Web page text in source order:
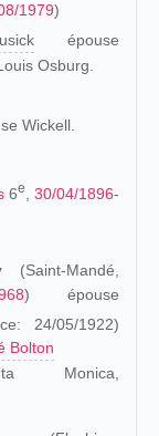
1979)
épouse
Osburg.
Wickell.
6e 30/04/1896-
(Saint-Mandé,
) épouse
24/05/1922)
Bolton
Monica,